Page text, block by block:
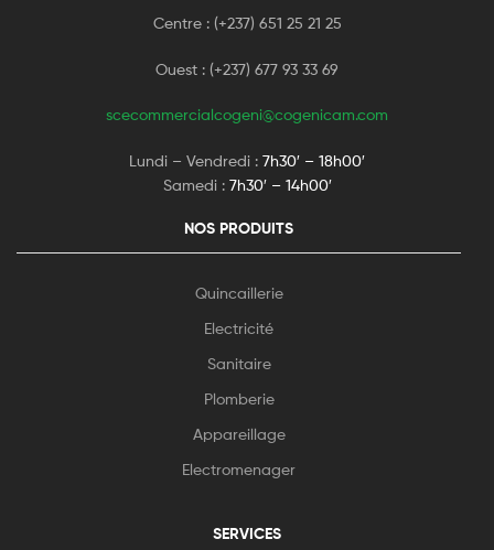
Centre : (+237) 651 25 21 25
Ouest : (+237) 677 93 33 69
scecommercialcogeni@cogenicam.com
Lundi – Vendredi : 7h30′ – 18h00′
Samedi : 7h30′ – 14h00′
NOS PRODUITS
Quincaillerie
Electricité
Sanitaire
Plomberie
Appareillage
Electromenager
SERVICES